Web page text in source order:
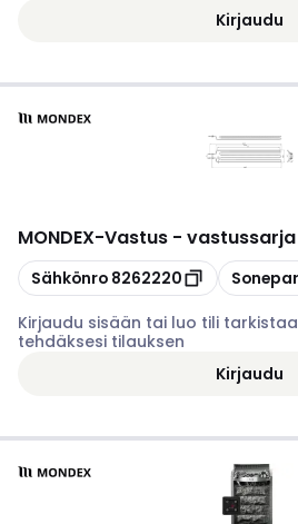
Kirjaudu
MONDEX-Vastus - vastussarja
Kopioi
Sähkönro 8262220 Kopioi
Kirjaudu sisään tai luo tili
tehdäksesi tilauksen
Kirjaudu